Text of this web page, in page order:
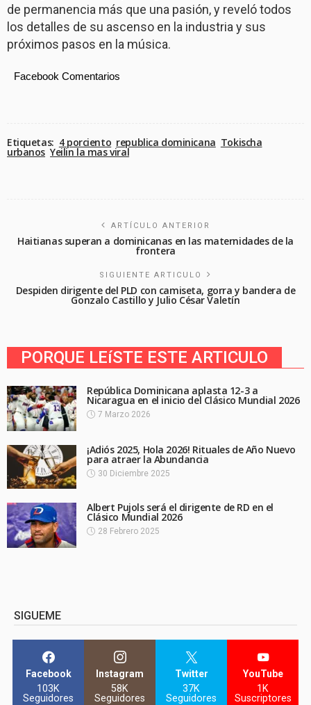
de permanencia más que una pasión, y reveló todos
los detalles de su ascenso en la industria y sus
próximos pasos en la música.
Facebook Comentarios
Etiquetas: 4 porciento republica dominicana Tokischa
urbanos Yeilin la mas viral
ARTÍCULO ANTERIOR
Haitianas superan a dominicanas en las maternidades de la
frontera
SIGUIENTE ARTICULO
Despiden dirigente del PLD con camiseta, gorra y bandera de
Gonzalo Castillo y Julio César Valetín
PORQUE LEíSTE ESTE ARTICULO
República Dominicana aplasta 12-3 a
Nicaragua en el inicio del Clásico Mundial 2026
7 Marzo 2026
¡Adiós 2025, Hola 2026! Rituales de Año Nuevo
para atraer la Abundancia
30 Diciembre 2025
Albert Pujols será el dirigente de RD en el
Clásico Mundial 2026
28 Febrero 2025
SIGUEME
Facebook
103K
Seguidores
Instagram
58K
Seguidores
Twitter
37K
Seguidores
YouTube
1K
Suscriptores